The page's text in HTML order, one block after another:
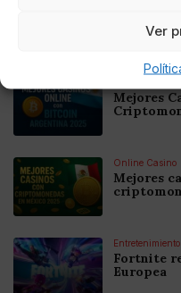
Ver
Colombia
Mejores
Online Casino
Mejores
Entretenimiento
Fortnite
Europea